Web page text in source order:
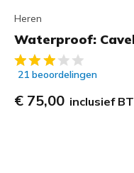
Heren
Waterproof:
5 van de 5
21 beoordelingen
€ 75,00 inclusief